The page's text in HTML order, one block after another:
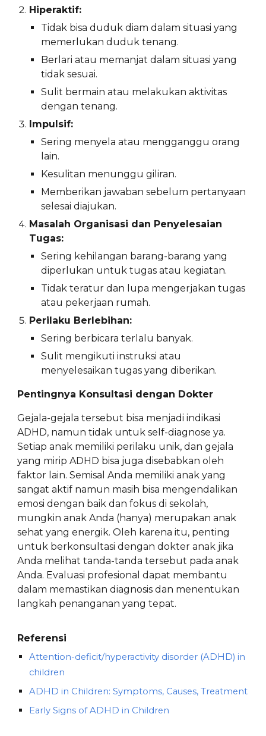
Hiperaktif:
Tidak bisa duduk diam dalam situasi yang
memerlukan duduk tenang.
Berlari atau memanjat dalam situasi yang
tidak sesuai.
Sulit bermain atau melakukan aktivitas
dengan tenang.
Impulsif:
Sering menyela atau mengganggu orang
lain.
Kesulitan menunggu giliran.
Memberikan jawaban sebelum pertanyaan
selesai diajukan.
Masalah Organisasi dan Penyelesaian
Tugas:
Sering kehilangan barang-barang yang
diperlukan untuk tugas atau kegiatan.
Tidak teratur dan lupa mengerjakan tugas
atau pekerjaan rumah.
Perilaku Berlebihan:
Sering berbicara terlalu banyak.
Sulit mengikuti instruksi atau
menyelesaikan tugas yang diberikan.
Pentingnya Konsultasi dengan Dokter
Gejala-gejala tersebut bisa menjadi indikasi
ADHD, namun tidak untuk self-diagnose ya.
Setiap anak memiliki perilaku unik, dan gejala
yang mirip ADHD bisa juga disebabkan oleh
faktor lain. Semisal Anda memiliki anak yang
sangat aktif namun masih bisa mengendalikan
emosi dengan baik dan fokus di sekolah,
mungkin anak Anda (hanya) merupakan anak
sehat yang energik. Oleh karena itu, penting
untuk berkonsultasi dengan dokter anak jika
Anda melihat tanda-tanda tersebut pada anak
Anda. Evaluasi profesional dapat membantu
dalam memastikan diagnosis dan menentukan
langkah penanganan yang tepat.
Referensi
Attention-deficit/hyperactivity disorder (ADHD) in
children
ADHD in Children: Symptoms, Causes, Treatment
Early Signs of ADHD in Children